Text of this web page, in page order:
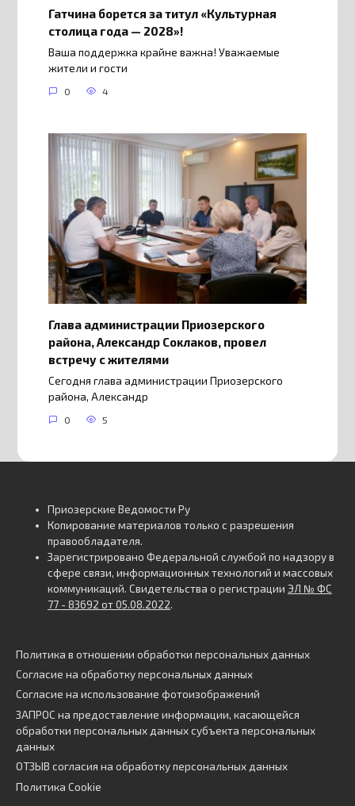
Гатчина борется за титул «Культурная
столица года — 2028»!
Ваша поддержка крайне важна! Уважаемые
жители и гости
0 4
Глава администрации Приозерского
района, Александр Соклаков, провел
встречу с жителями
Сегодня глава администрации Приозерского
района, Александр
0 5
Приозерские Ведомости Ру
Копирование материалов только с разрешения
правообладателя.
Зарегистрировано Федеральной службой по надзору в
сфере связи, информационных технологий и массовых
коммуникаций. Свидетельства о регистрации ЭЛ № ФС
77 - 83692 от 05.08.2022.
Политика в отношении обработки персональных данных
Согласие на обработку персональных данных
Согласие на использование фотоизображений
ЗАПРОС на предоставление информации, касающейся
обработки персональных данных субъекта персональных
данных
ОТЗЫВ согласия на обработку персональных данных
Политика Cookie